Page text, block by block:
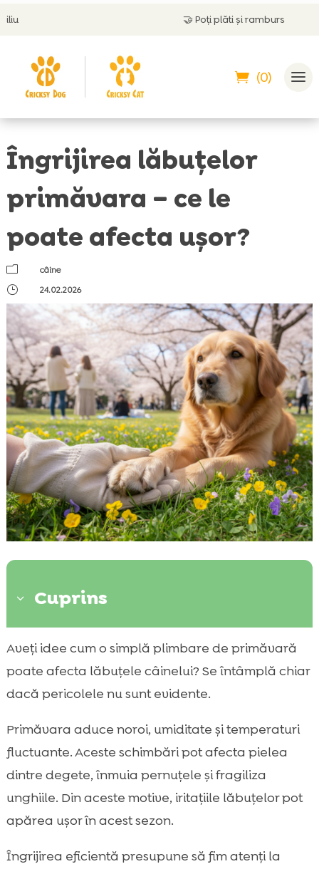
Poți plăti și ramburs
(0)
Îngrijirea lăbuțelor
primăvara – ce le
poate afecta ușor?
m
câine
}
24.02.2026
3 Cuprins

De ce primăvara lăbuțele câinilor devin
mai sensibile

câine primăvară îngrijire lăbuțe: rutina
 Noroaie, bălți și umezeală: iritații între
degete și miros neplăcut
Alergeni de sezon: polen, iarbă proaspăt
Substanțe de pe trotuare și alei: detergenți,
soluții, reziduuri

Asfalt încălzit și suprafețe abrazive:
Aveți idee cum o simplă plimbare de primăvară
poate afecta lăbuțele câinelui? Se întâmplă chiar
dacă pericolele nu sunt evidente.
Primăvara aduce noroi, umiditate și temperaturi
fluctuante. Aceste schimbări pot afecta pielea
dintre degete, înmuia pernuțele și fragiliza
unghiile. Din aceste motive, iritațiile lăbuțelor pot
apărea ușor în acest sezon.
Îngrijirea eficientă presupune să fim atenți la